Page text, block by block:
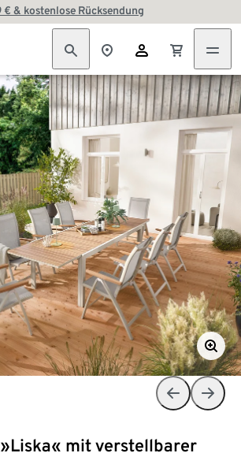
& kostenlose Rücksendung
mit verstellbarer